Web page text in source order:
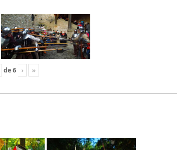
de6 › »